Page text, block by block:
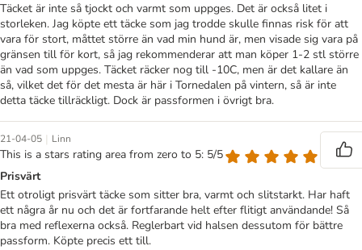
Täcket är inte så tjockt och varmt som uppges. Det är också litet i
storleken. Jag köpte ett täcke som jag trodde skulle finnas risk för att
vara för stort, måttet större än vad min hund är, men visade sig vara på
gränsen till för kort, så jag rekommenderar att man köper 1-2 stl större
än vad som uppges. Täcket räcker nog till -10C, men är det kallare än
så, vilket det för det mesta är här i Tornedalen på vintern, så är inte
detta täcke tillräckligt. Dock är passformen i övrigt bra.
21-04-05 | Linn
This is a stars rating area from zero to 5: 5/5
Prisvärt
Ett otroligt prisvärt täcke som sitter bra, varmt och slitstarkt. Har haft
ett några år nu och det är fortfarande helt efter flitigt användande! Så
bra med reflexerna också. Reglerbart vid halsen dessutom för bättre
passform. Köpte precis ett till.